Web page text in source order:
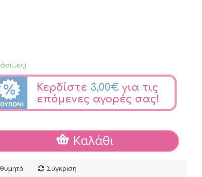
Κερδίστε 3,00€ για τις
επόμενες αγορές σας!
Καλάθι
Σύγκριση